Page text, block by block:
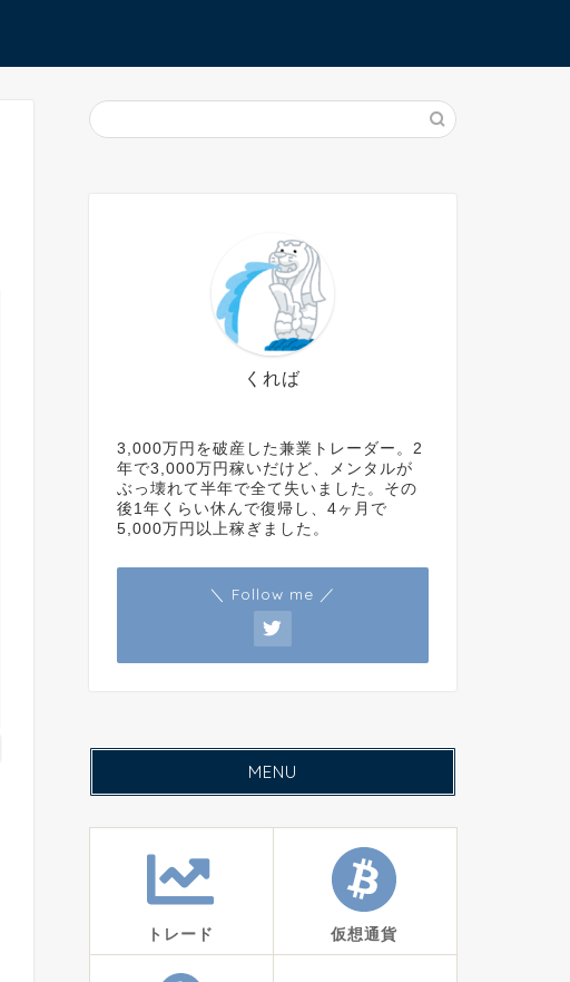
くれば
3,000万円を破産した兼業トレーダー。2
年で3,000万円稼いだけど、メンタルが
ぶっ壊れて半年で全て失いました。その
後1年くらい休んで復帰し、4ヶ月で
5,000万円以上稼ぎました。
＼ Follow me ／
MENU
トレード 仮想通貨